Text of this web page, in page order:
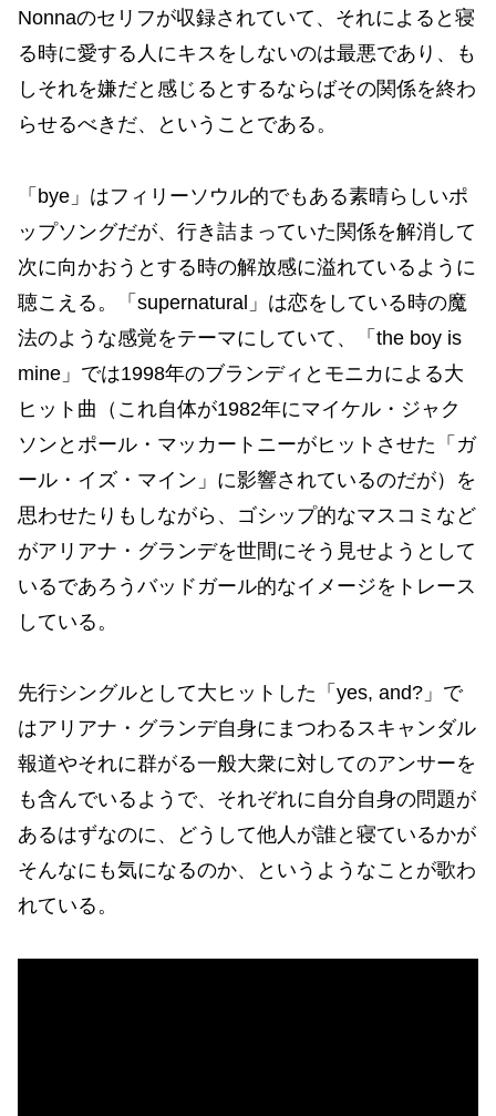
Nonnaのセリフが収録されていて、それによると寝
る時に愛する人にキスをしないのは最悪であり、も
しそれを嫌だと感じるとするならばその関係を終わ
らせるべきだ、ということである。
「bye」はフィリーソウル的でもある素晴らしいポ
ップソングだが、行き詰まっていた関係を解消して
次に向かおうとする時の解放感に溢れているように
聴こえる。「supernatural」は恋をしている時の魔
法のような感覚をテーマにしていて、「the boy is
mine」では1998年のブランディとモニカによる大
ヒット曲（これ自体が1982年にマイケル・ジャク
ソンとポール・マッカートニーがヒットさせた「ガ
ール・イズ・マイン」に影響されているのだが）を
思わせたりもしながら、ゴシップ的なマスコミなど
がアリアナ・グランデを世間にそう見せようとして
いるであろうバッドガール的なイメージをトレース
している。
先行シングルとして大ヒットした「yes, and?」で
はアリアナ・グランデ自身にまつわるスキャンダル
報道やそれに群がる一般大衆に対してのアンサーを
も含んでいるようで、それぞれに自分自身の問題が
あるはずなのに、どうして他人が誰と寝ているかが
そんなにも気になるのか、というようなことが歌わ
れている。